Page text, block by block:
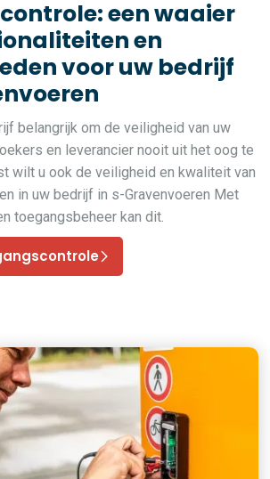
een waaier
en
voor uw bedrijf
belangrijk om de veiligheid van uw
en leverancier nooit uit het oog te
wilt u ook de veiligheid en kwaliteit van
in uw bedrijf in s-Gravenvoeren Met
toegangsbeheer kan dit.